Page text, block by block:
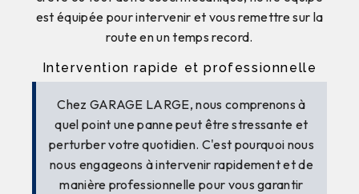
est équipée pour intervenir et vous remettre sur la
route en un temps record.
Intervention rapide et professionnelle
Chez GARAGE LARGE, nous comprenons à
quel point une panne peut être stressante et
perturber votre quotidien. C'est pourquoi nous
nous engageons à intervenir rapidement et de
manière professionnelle pour vous garantir